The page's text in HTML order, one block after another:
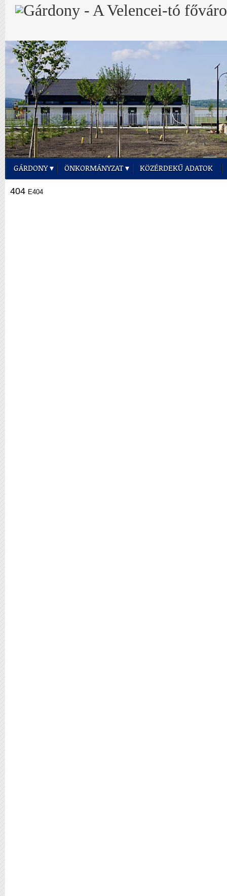
GÁRDONY ÖNKORMÁNYZAT KÖZÉRDEKŰ ADATOK
404 E404